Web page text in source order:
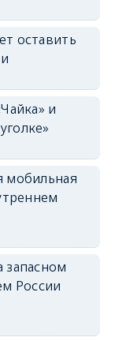
оставить
и
мобильная
России